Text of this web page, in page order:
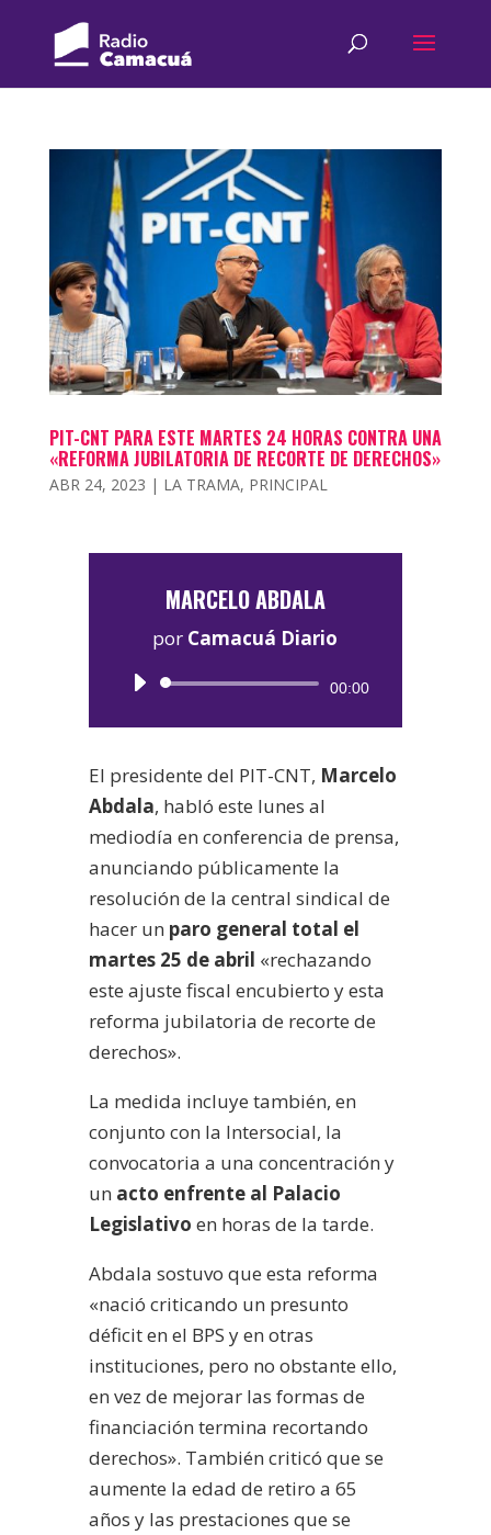
PIT-CNT PARA ESTE MARTES 24 HORAS CONTRA UNA
«REFORMA JUBILATORIA DE RECORTE DE DERECHOS»
ABR 24, 2023 | LA TRAMA, PRINCIPAL
MARCELO ABDALA
por Camacuá Diario
Reproductor
00:00
El presidente del PIT-CNT, Marcelo
Abdala, habló este lunes al
mediodía en conferencia de prensa,
anunciando públicamente la
resolución de la central sindical de
hacer un paro general total el
martes 25 de abril «rechazando
este ajuste fiscal encubierto y esta
reforma jubilatoria de recorte de
derechos».
La medida incluye también, en
conjunto con la Intersocial, la
convocatoria a una concentración y
un acto enfrente al Palacio
Legislativo en horas de la tarde.
Abdala sostuvo que esta reforma
«nació criticando un presunto
déficit en el BPS y en otras
instituciones, pero no obstante ello,
en vez de mejorar las formas de
financiación termina recortando
derechos». También criticó que se
aumente la edad de retiro a 65
años y las prestaciones que se